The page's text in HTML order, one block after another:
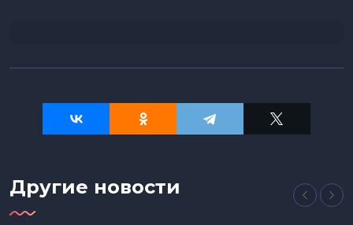
Другие новости